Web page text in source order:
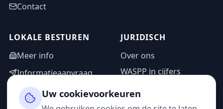
Contact
LOKALE BESTUREN
Meer info
Informatieaanvraag
Adminzone
JURIDISCH
Over ons
WASPP in cijfers
Privacybeleid
Uw cookievoorkeuren